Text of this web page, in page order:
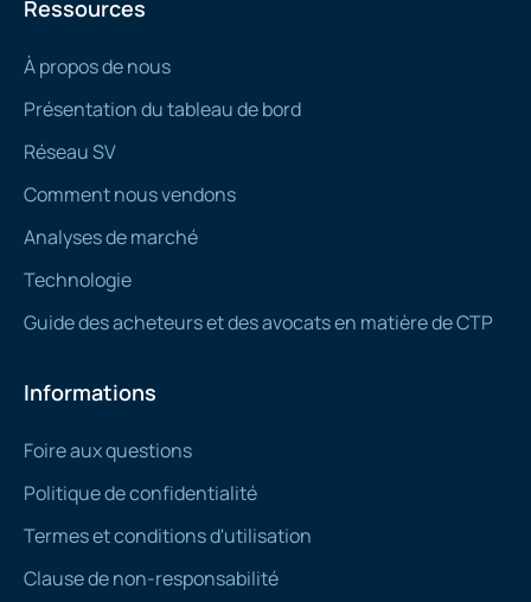
Ressources
À propos de nous
Présentation du tableau de bord
Réseau SV
Comment nous vendons
Analyses de marché
Technologie
Guide des acheteurs et des avocats en matière de CTP
Informations
Foire aux questions
Politique de confidentialité
Termes et conditions d'utilisation
Clause de non-responsabilité